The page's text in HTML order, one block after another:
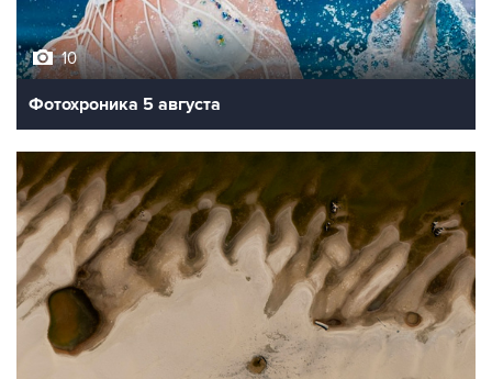
10
Фотохроника 5 августа